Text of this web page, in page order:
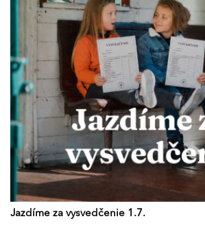
Jazdíme za vysvedčenie 1.7.